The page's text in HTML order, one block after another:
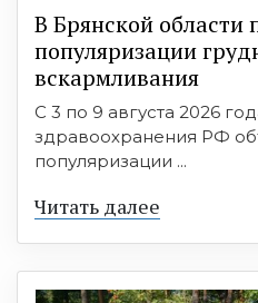
В Брянской области
популяризации
вскармливания
С 3 по 9 августа 2026
здравоохранения РФ
популяризации ...
Читать далее